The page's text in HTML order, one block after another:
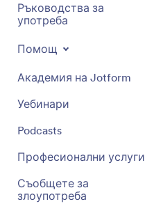
Ръководства за
употреба
Помощ
Академия на Jotform
Уебинари
Podcasts
Професионални услуги
Съобщете за
злоупотреба